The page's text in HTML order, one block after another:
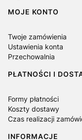
MOJE KONTO
Twoje zamówienia
Ustawienia konta
Przechowalnia
PŁATNOŚCI I
Formy płatności
Koszty dostawy
Czas realizacji
INFORMACJE